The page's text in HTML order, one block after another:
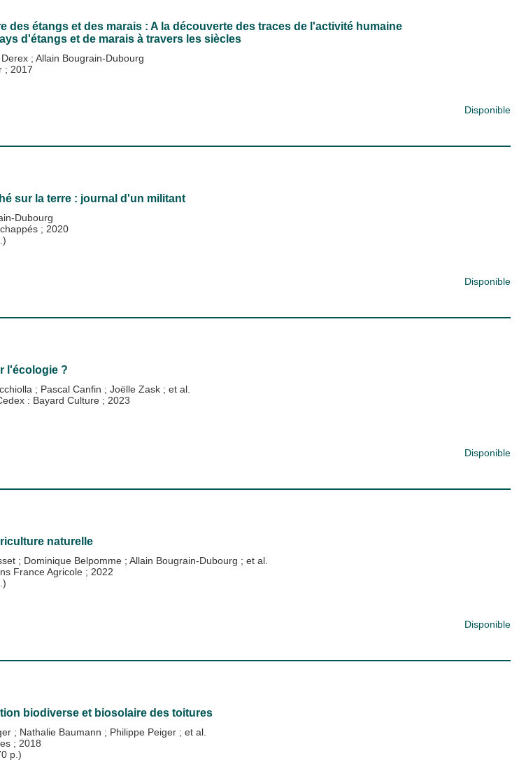
des étangs et des marais : A la découverte des traces de l'activité humaine
d'étangs et de marais à travers les siècles
; Allain Bougrain-Dubourg
; 2017
Disponible
sur la terre : journal d'un militant
Dubourg
; 2020
Disponible
l'écologie ?
; Pascal Canfin ; Joëlle Zask ; et al.
: Bayard Culture ; 2023
Disponible
naturelle
; Dominique Belpomme ; Allain Bougrain-Dubourg ; et al.
France Agricole ; 2022
Disponible
biodiverse et biosolaire des toitures
; Nathalie Baumann ; Philippe Peiger ; et al.
; 2018
p.)